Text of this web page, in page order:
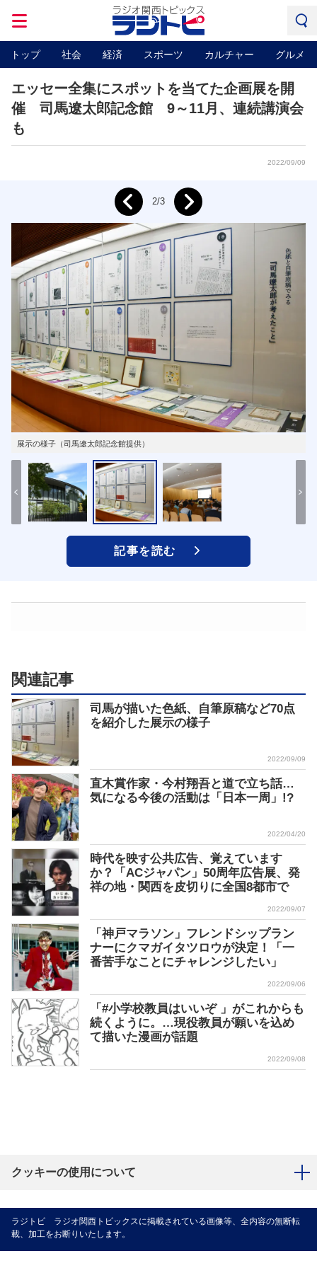
トップ 社会 経済 スポーツ カルチャー グルメ
エッセー全集にスポットを当てた企画展を開
催 司馬遼太郎記念館 9～11月、連続講演会
も
2022/09/09
展示の様子（司馬遼太郎記念館提供）
Prev 2/3 Next
記事を読む
関連記事
司馬が描いた色紙、自筆原稿など70点
を紹介した展示の様子
2022/09/09
直木賞作家・今村翔吾と道で立ち話…
気になる今後の活動は「日本一周」!?
2022/04/20
時代を映す公共広告、覚えています
か？「ACジャパン」50周年広告展、発
祥の地・関西を皮切りに全国8都市で
2022/09/07
「神戸マラソン」フレンドシップラン
ナーにクマガイタツロウが決定！「一
番苦手なことにチャレンジしたい」
2022/09/06
「#小学校教員はいいぞ 」がこれからも
続くように。…現役教員が願いを込め
て描いた漫画が話題
2022/09/08
クッキーの使用について
ラジトピ ラジオ関西トピックスに掲載されている画像等、全内容の無断転
載、加工をお断りいたします。